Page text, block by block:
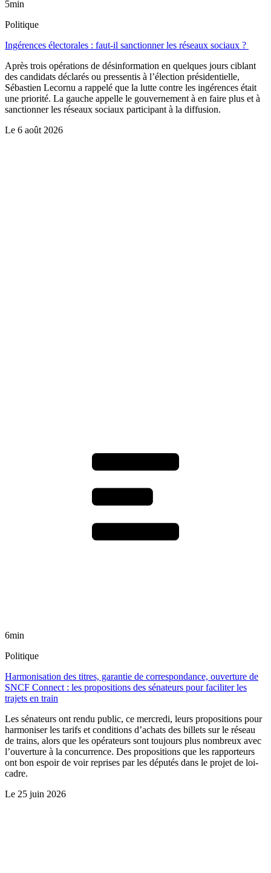
5min
Politique
Ingérences électorales : faut-il sanctionner les réseaux sociaux ?
Après trois opérations de désinformation en quelques jours ciblant
des candidats déclarés ou pressentis à l’élection présidentielle,
Sébastien Lecornu a rappelé que la lutte contre les ingérences était
une priorité. La gauche appelle le gouvernement à en faire plus et à
sanctionner les réseaux sociaux participant à la diffusion.
Le 6 août 2026
6min
Politique
Harmonisation des titres, garantie de correspondance, ouverture de
SNCF Connect : les propositions des sénateurs pour faciliter les
trajets en train
Les sénateurs ont rendu public, ce mercredi, leurs propositions pour
harmoniser les tarifs et conditions d’achats des billets sur le réseau
de trains, alors que les opérateurs sont toujours plus nombreux avec
l’ouverture à la concurrence. Des propositions que les rapporteurs
ont bon espoir de voir reprises par les députés dans le projet de loi-
cadre.
Le 25 juin 2026